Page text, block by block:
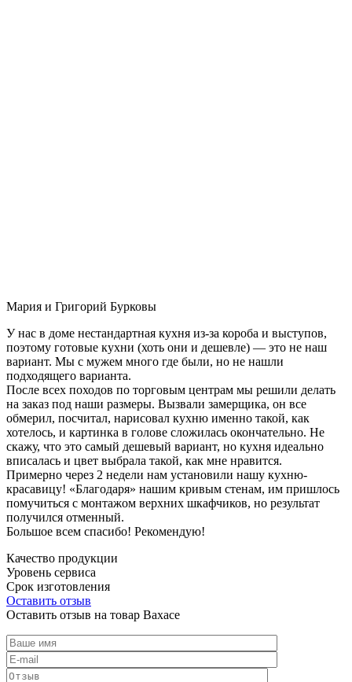
Мария и Григорий Бурковы
У нас в доме нестандартная кухня из-за короба и выступов,
поэтому готовые кухни (хоть они и дешевле) — это не наш
вариант. Мы с мужем много где были, но не нашли
подходящего варианта.
После всех походов по торговым центрам мы решили делать
на заказ под наши размеры. Вызвали замерщика, он все
обмерил, посчитал, нарисовал кухню именно такой, как
хотелось, и картинка в голове сложилась окончательно. Не
скажу, что это самый дешевый вариант, но кухня идеально
вписалась и цвет выбрала такой, как мне нравится.
Примерно через 2 недели нам установили нашу кухню-
красавицу! «Благодаря» нашим кривым стенам, им пришлось
помучиться с монтажом верхних шкафчиков, но результат
получился отменный.
Большое всем спасибо! Рекомендую!
Качество продукции
Уровень сервиса
Срок изготовления
Оставить отзыв
Оставить отзыв на товар Вахасе